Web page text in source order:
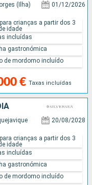
(Ilha) 01/12/2026
€ Taxas incluídas
crianças a partir dos 3
idade
incluídas
gastronómica
de mordomo incluído
20/08/2028
crianças a partir dos 3
idade
incluídas
gastronómica
de mordomo incluído